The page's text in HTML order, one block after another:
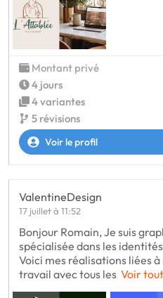
Montant privé
4 jours
4 variantes
5 révisions
Voir le profil
ValentineDesign
17 juillet à 11:52
Bonjour Romain, Je suis
spécialisée dans les
Voici mes réalisations liées
travail avec tous les Voir